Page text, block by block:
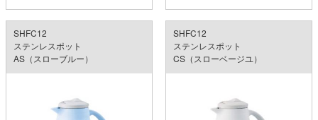
SHFC12
ステンレスポット
AS（スローブルー）
SHFC12
ステンレスポット
CS（スローベージユ）